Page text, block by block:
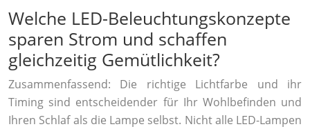
Welche LED-Beleuchtungskonzepte
sparen Strom und schaffen
gleichzeitig Gemütlichkeit?
Zusammenfassend: Die richtige Lichtfarbe und ihr
Timing sind entscheidender für Ihr Wohlbefinden und
Ihren Schlaf als die Lampe selbst. Nicht alle LED-Lampen